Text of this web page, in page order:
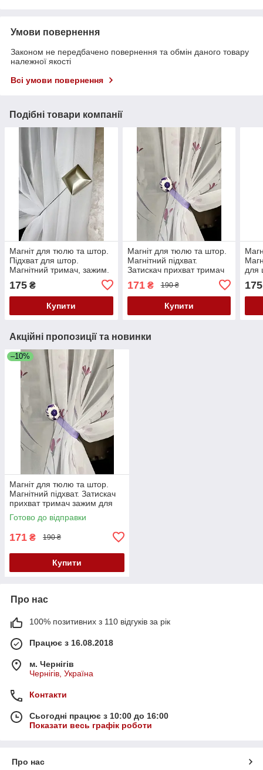
Умови повернення
Законом не передбачено повернення та обмін даного товару
належної якості
Всі умови повернення
Подібні товари компанії
Магніт для тюлю та штор.
Підхват для штор.
Магнітний тримач, зажим.
Затискач для тюлю. Магніт
для тюля
175 ₴
Купити
Магніт для тюлю та штор.
Магнітний підхват.
Затискач прихват тримач
171₴ 190 ₴
Купити
для
для
175
Акційні пропозиції та новинки
–10%
Магніт для тюлю та штор.
Магнітний підхват. Затискач
прихват тримач зажим для
тюля, штор
Готово до відправки
171 ₴ 190 ₴
Купити
Про нас
100% позитивних з 110 відгуків за рік
Працює з 16.08.2018
м. Чернігів
Чернігів, Україна
Контакти
Сьогодні працює з 10:00 до 16:00
Показати весь графік роботи
Про нас